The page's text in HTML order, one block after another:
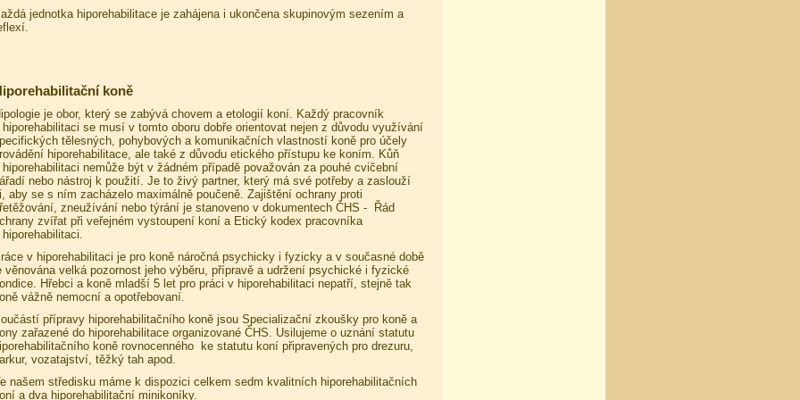
jednotka hiporehabilitace je zahájena i ukončena skupinovým sezením a
koně
je obor, který se zabývá chovem a etologií koní. Každý pracovník
se musí v tomto oboru dobře orientovat nejen z důvodu využívání
tělesných, pohybových a komunikačních vlastností koně pro účely
hiporehabilitace, ale také z důvodu etického přístupu ke koním. Kůň
nemůže být v žádném případě považován za pouhé cvičební
nebo nástroj k použití. Je to živý partner, který má své potřeby a zaslouží
aby se s ním zacházelo maximálně poučeně. Zajištění ochrany proti
zneužívání nebo týrání je stanoveno v dokumentech ČHS - Řád
zvířat při veřejném vystoupení koní a Etický kodex pracovníka
v hiporehabilitaci je pro koně náročná psychicky i fyzicky a v současné době
věnována velká pozornost jeho výběru, přípravě a udržení psychické i fyzické
Hřebci a koně mladší 5 let pro práci v hiporehabilitaci nepatří, stejně tak
vážně nemocní a opotřebovaní.
přípravy hiporehabilitačního koně jsou Specializační zkoušky pro koně a
zařazené do hiporehabilitace organizované ČHS. Usilujeme o uznání statutu
koně rovnocenného ke statutu koní připravených pro drezuru,
vozatajství, těžký tah apod.
našem středisku máme k dispozici celkem sedm kvalitních hiporehabilitačních
a dva hiporehabilitační minikoníky.